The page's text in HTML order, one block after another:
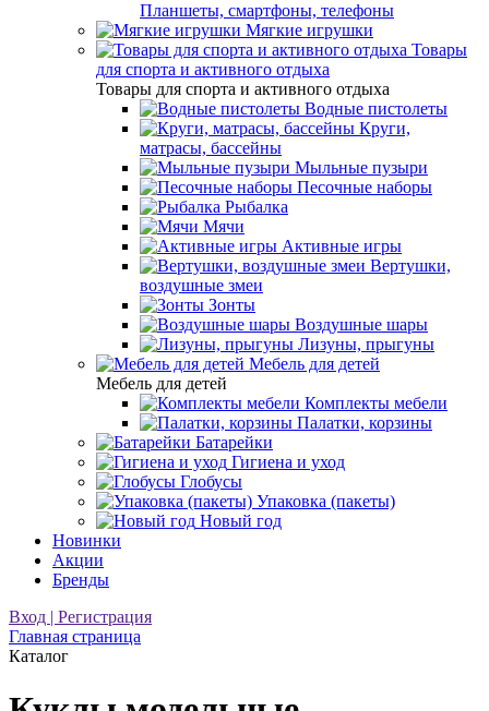
Планшеты, смартфоны, телефоны
Мягкие игрушки
Товары
для спорта и активного отдыха
Товары для спорта и активного отдыха
Водные пистолеты
Круги,
матрасы, бассейны
Мыльные пузыри
Песочные наборы
Рыбалка
Мячи
Активные игры
Вертушки,
воздушные змеи
Зонты
Воздушные шары
Лизуны, прыгуны
Мебель для детей
Мебель для детей
Комплекты мебели
Палатки, корзины
Батарейки
Гигиена и уход
Глобусы
Упаковка (пакеты)
Новый год
Новинки
Акции
Бренды
Вход | Регистрация
Главная страница
Каталог